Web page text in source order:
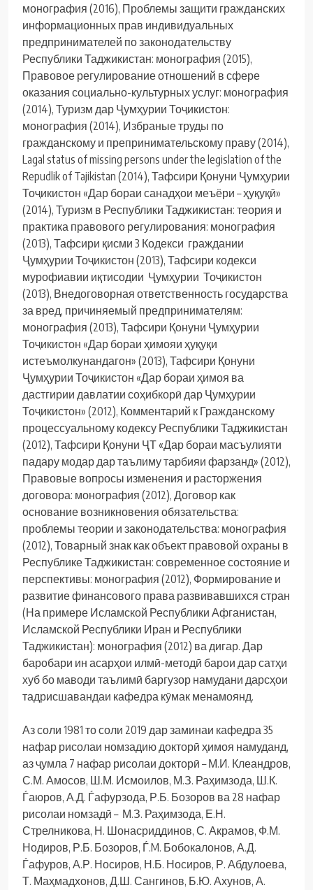
монография (2016), Проблемы защити гражданских
информационных прав индивидуальных
предпринимателей по законодательству
Республики Таджикистан: монография (2015),
Правовое регулирование отношений в сфере
оказания социально-культурных услуг: монография
(2014), Туризм дар Ҷумҳурии Тоҷикистон:
монография (2014), Избраные труды по
гражданскому и препринимательскому праву (2014),
Lagal status of missing persons under the legislation of the
Repudlik of Tajikistan (2014), Тафсири Қонуни Ҷумҳурии
Тоҷикистон «Дар бораи санадҳои меъёри – ҳуқуқӣ»
(2014), Туризм в Республики Таджикистан: теория и
практика правового регулирования: монография
(2013), Тафсири қисми 3 Кодекси граждании
Ҷумҳурии Тоҷикистон (2013), Тафсири кодекси
мурофиавии иқтисодии Ҷумҳурии Тоҷикистон
(2013), Внедоговорная ответственность государства
за вред, причиняемый предпринимателям:
монография (2013), Тафсири Қонуни Ҷумҳурии
Тоҷикистон «Дар бораи ҳимояи ҳуқуқи
истеъмолкунандагон» (2013), Тафсири Қонуни
Ҷумҳурии Тоҷикистон «Дар бораи ҳимоя ва
дастгирии давлатии соҳибкорӣ дар Ҷумҳурии
Тоҷикистон» (2012), Комментарий к Гражданскому
процессуальному кодексу Республики Таджикистан
(2012), Тафсири Қонуни ҶТ «Дар бораи масъулияти
падару модар дар таълиму тарбияи фарзанд» (2012),
Правовые вопросы изменения и расторжения
договора: монография (2012), Договор как
основание возникновения обязательства:
проблемы теории и законодательства: монография
(2012), Товарный знак как объект правовой охраны в
Республике Таджикистан: современное состояние и
перспективы: монография (2012), Формирование и
развитие финансового права развивавшихся стран
(На примере Исламской Республики Афганистан,
Исламской Республики Иран и Республики
Таджикистан): монография (2012) ва дигар. Дар
баробари ин асарҳои илмӣ-методӣ барои дар сатҳи
хуб бо маводи таълимӣ баргузор намудани дарсҳои
тадрисшавандаи кафедра кӯмак менамоянд.
Аз соли 1981 то соли 2019 дар заминаи кафедра 35
нафар рисолаи номзадию докторӣ ҳимоя намуданд,
аз ҷумла 7 нафар рисолаи докторӣ – М.И. Клеандров,
С.М. Амосов, Ш.М. Исмоилов, М.З. Раҳимзода, Ш.К.
Ѓаюров, А.Д. Ѓафурзода, Р.Б. Бозоров ва 28 нафар
рисолаи номзадӣ – М.З. Раҳимзода, Е.Н.
Стрелникова, Н. Шонасриддинов, С. Акрамов, Ф.М.
Нодиров, Р.Б. Бозоров, Ѓ.M. Бобокалонов, А.Д.
Ѓафуров, А.Р. Носиров, Н.Б. Носиров, Р. Абдулоева,
Т. Маҳмадхонов, Д.Ш. Сангинов, Б.Ю. Ахунов, А.